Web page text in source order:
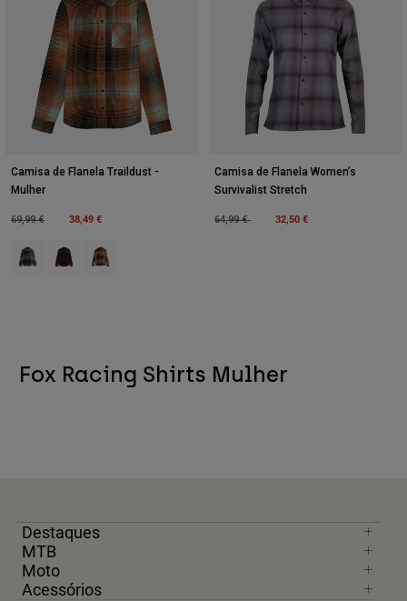
Camisa de Flanela Traildust -
Mulher
Price reduced from
69,99 €to 38,49 €
Product swatch type of Heather Green.
Product swatch type of Sangria.
Product swatch type of Castanho Nogueira.
Camisa de Flanela Women’s
Survivalist Stretch
Price reduced from
64,99 €to 32,50 €
Fox Racing Shirts Mulher
Destaques
MTB
Moto
Acessórios